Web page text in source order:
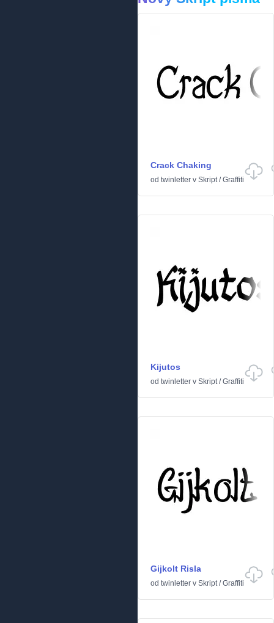
Crack Chaking
od twinletter v Skript/Graffiti
Kijutos
od twinletter v Skript/Graffiti
Gijkolt Risla
od twinletter v Skript/Graffiti